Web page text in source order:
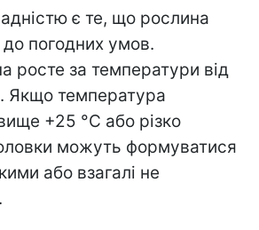
є те, що рослина
погодних умов.
росте за температури від
Якщо температура
+25 °C або різко
можуть формуватися
або взагалі не